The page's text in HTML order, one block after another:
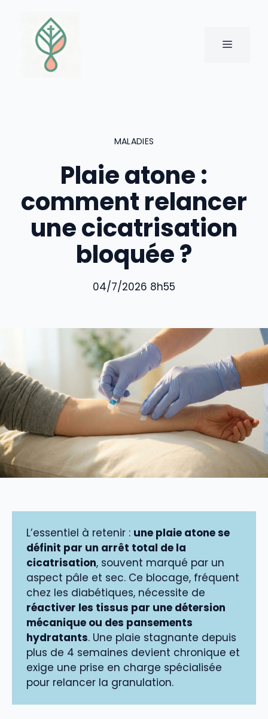
contenu
MENU
MALADIES
Plaie atone :
comment relancer
une cicatrisation
bloquée ?
04/7/2026 8h55
L’essentiel à retenir : une plaie atone se
définit par un arrêt total de la
cicatrisation, souvent marqué par un
aspect pâle et sec. Ce blocage, fréquent
chez les diabétiques, nécessite de
réactiver les tissus par une détersion
mécanique ou des pansements
hydratants. Une plaie stagnante depuis
plus de 4 semaines devient chronique et
exige une prise en charge spécialisée
pour relancer la granulation.